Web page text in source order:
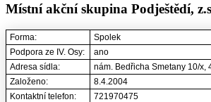
Místní akční skupina Podještědí,
Forma:
Spolek
Podpora ze IV. Osy:
ano
Adresa sídla:
nám. Bedřicha Smetany 10/x,
Založeno:
8.4.2004
Kontaktní telefon:
721970475